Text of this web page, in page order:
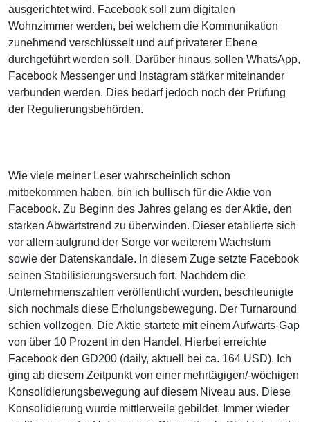
ausgerichtet wird. Facebook soll zum digitalen
Wohnzimmer werden, bei welchem die Kommunikation
zunehmend verschlüsselt und auf privaterer Ebene
durchgeführt werden soll. Darüber hinaus sollen WhatsApp,
Facebook Messenger und Instagram stärker miteinander
verbunden werden. Dies bedarf jedoch noch der Prüfung
der Regulierungsbehörden.
Wie viele meiner Leser wahrscheinlich schon
mitbekommen haben, bin ich bullisch für die Aktie von
Facebook. Zu Beginn des Jahres gelang es der Aktie, den
starken Abwärtstrend zu überwinden. Dieser etablierte sich
vor allem aufgrund der Sorge vor weiterem Wachstum
sowie der Datenskandale. In diesem Zuge setzte Facebook
seinen Stabilisierungsversuch fort. Nachdem die
Unternehmenszahlen veröffentlicht wurden, beschleunigte
sich nochmals diese Erholungsbewegung. Der Turnaround
schien vollzogen. Die Aktie startete mit einem Aufwärts-Gap
von über 10 Prozent in den Handel. Hierbei erreichte
Facebook den GD200 (daily, aktuell bei ca. 164 USD). Ich
ging ab diesem Zeitpunkt von einer mehrtägigen/-wöchigen
Konsolidierungsbewegung auf diesem Niveau aus. Diese
Konsolidierung wurde mittlerweile gebildet. Immer wieder